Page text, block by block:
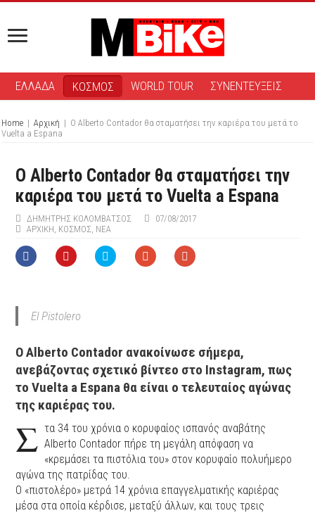
ΕΛΛΑΔΑ ΚΟΣΜΟΣ WORLD TOUR ΣΥΝΕΝΤΕΥΞΕΙΣ
Home | Αρχική | Ο Alberto Contador θα σταματήσει την καριέρα του μετά το
Vuelta a Espana
Ο Alberto Contador θα σταματήσει την
καριέρα του μετά το Vuelta a Espana
ΔΗΜΉΤΡΗΣ ΚΟΛΟΜΒΆΤΣΟΣ
07/08/2017
ΑΡΧΙΚΉ ΚΟΣΜΟΣ ΝΕΑ
El Pistolero
Ο Alberto Contador ανακοίνωσε σήμερα,
ανεβάζοντας σχετικό βίντεο στο Instagram, πως
το Vuelta a Espana θα είναι ο τελευταίος αγώνας
της καριέρας του.
Σ τα 34 του χρόνια ο κορυφαίος ισπανός αναβάτης
Alberto Contador πήρε τη μεγάλη απόφαση να
«κρεμάσει τα πιστόλια του» στον κορυφαίο πολυήμερο
αγώνα της πατρίδας του.
Ο «πιστολέρο» μετρά 14 χρόνια επαγγελματικής καριέρας
μέσα στα οποία κέρδισε, μεταξύ άλλων, και τους τρεις